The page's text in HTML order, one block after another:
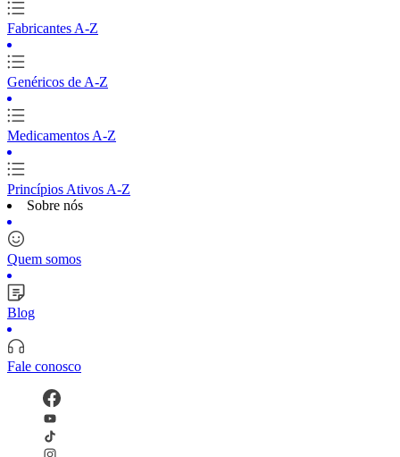
Fabricantes A-Z
Genéricos de A-Z
Medicamentos A-Z
Princípios Ativos A-Z
Sobre nós
Quem somos
Blog
Fale conosco